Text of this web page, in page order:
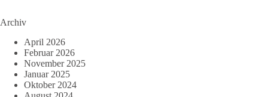
Archiv
April 2026
Februar 2026
November 2025
Januar 2025
Oktober 2024